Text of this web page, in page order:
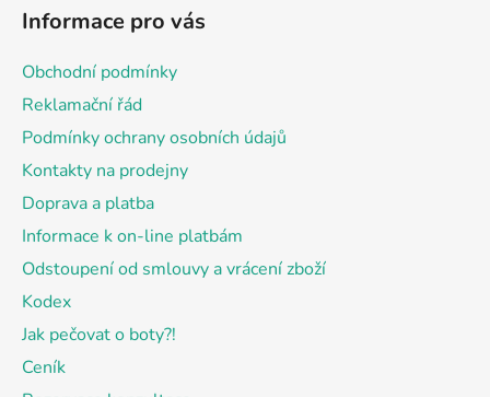
Informace pro vás
Obchodní podmínky
Reklamační řád
Podmínky ochrany osobních údajů
Kontakty na prodejny
Doprava a platba
Informace k on-line platbám
Odstoupení od smlouvy a vrácení zboží
Kodex
Jak pečovat o boty?!
Ceník